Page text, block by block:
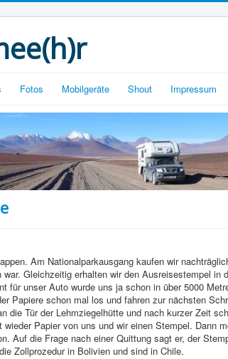
Fotos Mobilgeräte Shout Impressum
Am Nationalparkausgang kaufen wir
Gleichzeitig erhalten wir den Ausreisestempel in
für unser Auto wurde uns ja schon in über 5000
Papiere schon mal los und fahren zur nächsten
die Tür der Lehmziegelhütte und nach kurzer Zeit
Papier von uns und wir einen Stempel. Dann
Auf die Frage nach einer Quittung sagt er, der
Zollprozedur in Bolivien und sind in Chile.